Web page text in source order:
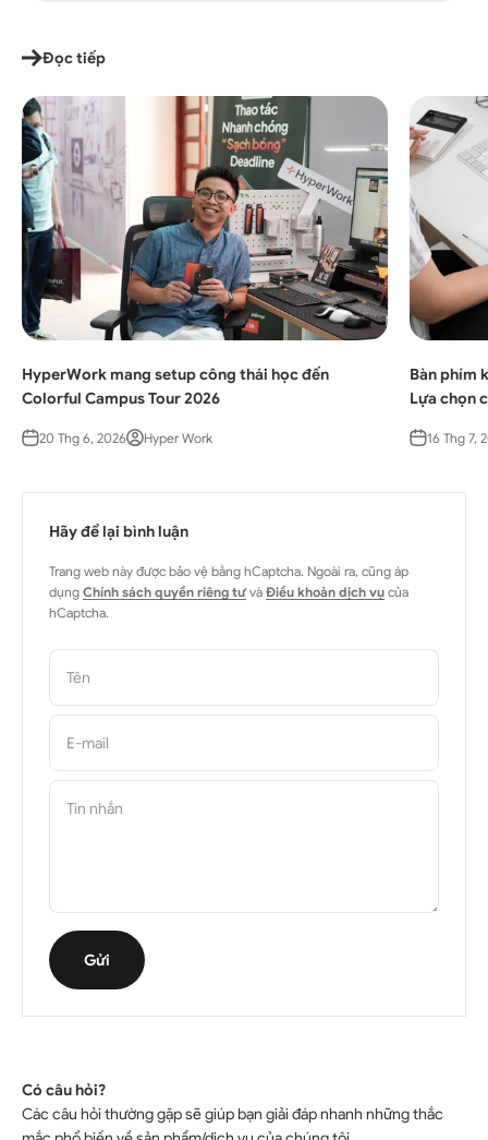
Đọc tiếp
HyperWork mang setup công thái học đến
Colorful Campus Tour 2026
20 Thg 6, 2026 Hyper Work
Bàn phím
Lựa chọn
16 Thg 7,
Hãy để lại bình luận
Trang web này được bảo vệ bằng hCaptcha. Ngoài ra, cũng áp
dụng Chính sách quyền riêng tư và Điều khoản dịch vụ của
hCaptcha.
Tên
E-mail
Tin nhắn
Gửi
Có câu hỏi?
Các câu hỏi thường gặp sẽ giúp bạn giải đáp nhanh những thắc